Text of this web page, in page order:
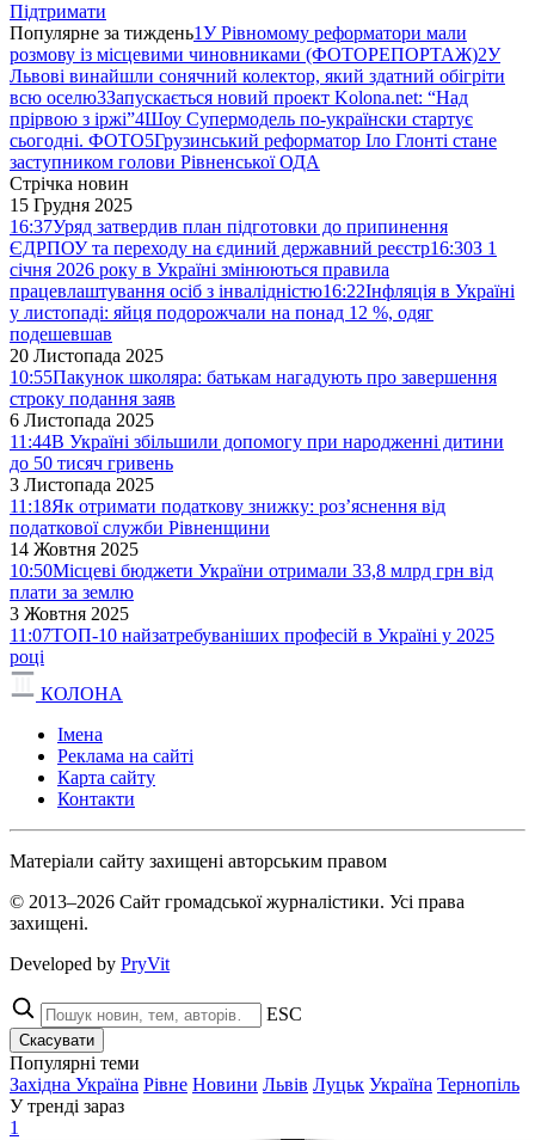
Підтримати
Популярне за тиждень1У Рівномому реформатори мали
розмову із місцевими чиновниками (ФОТОРЕПОРТАЖ)2У
Львові винайшли сонячний колектор, який здатний обігріти
всю оселю3Запускається новий проект Kolona.net: “Над
прірвою з іржі”4Шоу Супермодель по-українски стартує
сьогодні. ФОТО5Грузинський реформатор Іло Глонті стане
заступником голови Рівненської ОДА
Стрічка новин
15 Грудня 2025
16:37Уряд затвердив план підготовки до припинення
ЄДРПОУ та переходу на єдиний державний реєстр16:30З 1
січня 2026 року в Україні змінюються правила
працевлаштування осіб з інвалідністю16:22Інфляція в Україні
у листопаді: яйця подорожчали на понад 12 %, одяг
подешевшав
20 Листопада 2025
10:55Пакунок школяра: батькам нагадують про завершення
строку подання заяв
6 Листопада 2025
11:44В Україні збільшили допомогу при народженні дитини
до 50 тисяч гривень
3 Листопада 2025
11:18Як отримати податкову знижку: роз’яснення від
податкової служби Рівненщини
14 Жовтня 2025
10:50Місцеві бюджети України отримали 33,8 млрд грн від
плати за землю
3 Жовтня 2025
11:07ТОП-10 найзатребуваніших професій в Україні у 2025
році
КОЛОНА
Імена
Реклама на сайті
Карта сайту
Контакти
Матеріали сайту захищені авторським правом
© 2013–2026 Сайт громадської журналістики. Усі права
захищені.
Developed by PryVit
ESC
Скасувати
Популярні теми
Західна Україна Рівне Новини Львів Луцьк Україна Тернопіль
У тренді зараз
1